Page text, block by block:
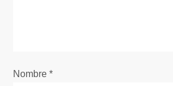
e
Nombre*